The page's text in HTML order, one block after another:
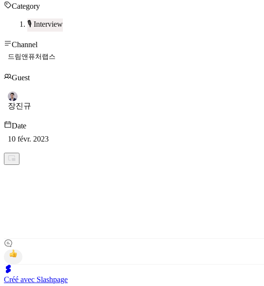
Category
🎙️ Interview
Channel
드림앤퓨처랩스
Guest
장진규
Date
10 févr. 2023
Créé avec Slashpage